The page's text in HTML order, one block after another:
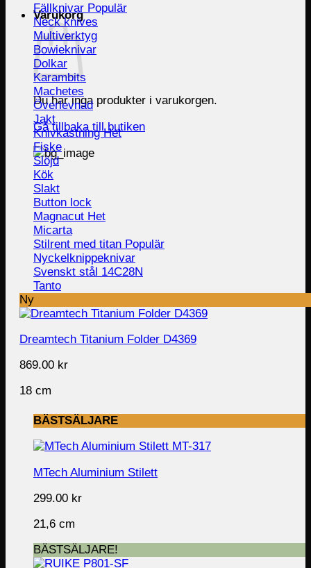
Varukorg
Du har inga produkter i varukorgen.
Gå tillbaka till butiken
Fällknivar
Neck knives
Multiverktyg
Bowieknivar
Dolkar
Karambits
Machetes
Överlevnad
Jakt
Knivkastning
Fiske
Slöjd
Kök
Slakt
Button lock
Magnacut
Micarta
Stilrent med titan
Nyckelknippeknivar
Svenskt stål 14C28N
Tanto
Ny
Dreamtech Titanium Folder D4369
869.00 kr
18 cm
BÄSTSÄLJARE
MTech Aluminium Stilett
299.00 kr
21,6 cm
BÄSTSÄLJARE!